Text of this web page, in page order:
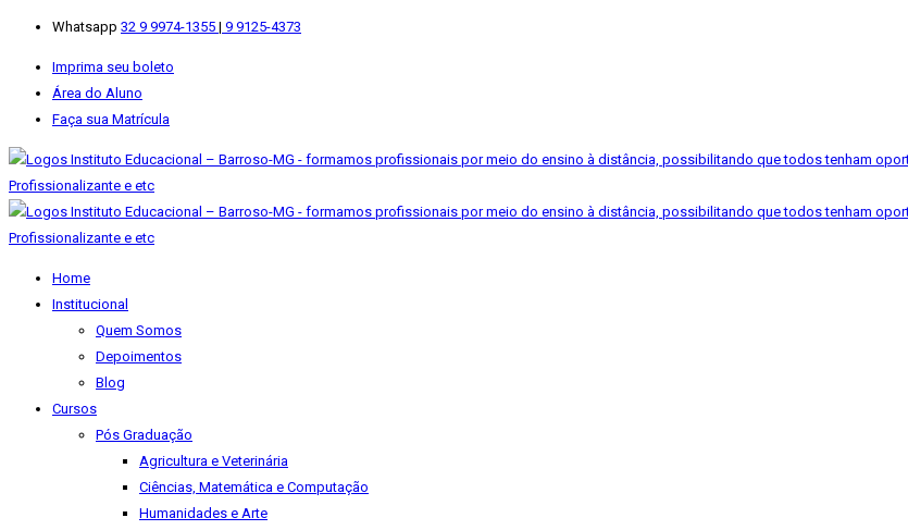
Whatsapp 32 9 9974-1355 | 9 9125-4373
Imprima seu boleto
Área do Aluno
Faça sua Matrícula
Home
Institucional
Quem Somos
Depoimentos
Blog
Cursos
Pós Graduação
Agricultura e Veterinária
Ciências, Matemática e Computação
Humanidades e Arte